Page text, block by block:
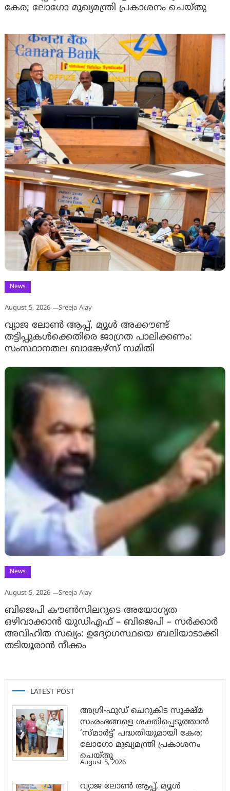
കേര; ലോഗോ മുഖ്യമന്ത്രി പ്രകാശനം ചെയ്തു
News
August 5, 2026 Sreeja Ajay
വ്യാജ ലോൺ ആപ്പ്, മ്യൂൾ അക്കൗണ്ട്
തട്ടിപ്പുകൾക്കെതിരെ ജാ​ഗ്രത പാലിക്കണം:
സംസ്ഥാനതല ബാങ്കേഴ്സ് സമിതി
News
August 5, 2026 Sreeja Ajay
ബിജെപി കൗൺസിലറുടെ അയോഗ്യത
ഒഴിവാക്കാൻ യുഡിഎഫ് – ബിജെപി – സർക്കാർ
അവിഹിത സഖ്യം: ഉദ്യോഗസ്ഥയെ ബലിയാടാക്കി
തടിയൂരാൻ നീക്കം
LATEST POST
അഗ്രി-ഫുഡ് ചെറുകിട സൂക്ഷ്മ
സംരംഭങ്ങളെ ശക്തിപ്പെടുത്താന്‍
‘സ്മാര്‍ട്ട്’ പദ്ധതിയുമായി കേര;
ലോഗോ മുഖ്യമന്ത്രി പ്രകാശനം
ചെയ്തു
August 5, 2026
വ്യാജ ലോൺ ആപ്പ്, മ്യൂൾ